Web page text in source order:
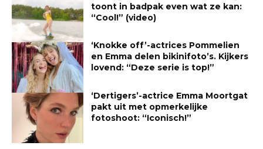
toont in badpak even wat ze kan:
“Cool!” (video)
‘Knokke off’-actrices Pommelien
en Emma delen bikinifoto’s. Kijkers
lovend: “Deze serie is top!”
‘Dertigers’-actrice Emma Moortgat
pakt uit met opmerkelijke
fotoshoot: “Iconisch!”